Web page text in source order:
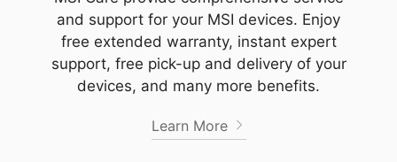
and support for your MSI devices. Enjoy
free extended warranty, instant expert
support, free pick-up and delivery of your
devices, and many more benefits.
Learn More